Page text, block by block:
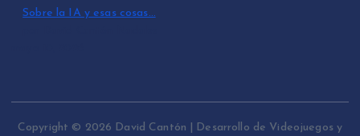
Sobre la IA y esas cosas…
Copyright © 2026 David Cantón | Desarrollo de Videojuegos y